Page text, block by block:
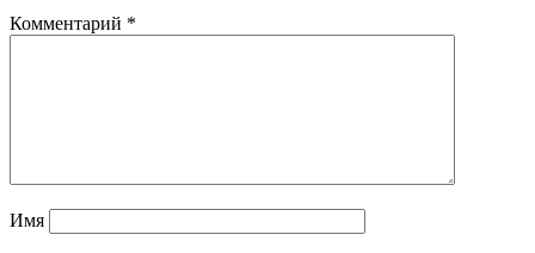
Комментарий *
Имя